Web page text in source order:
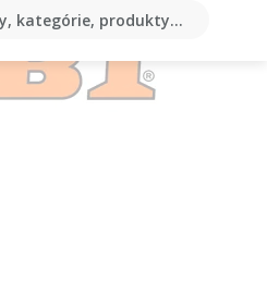
kategórie, produkty...